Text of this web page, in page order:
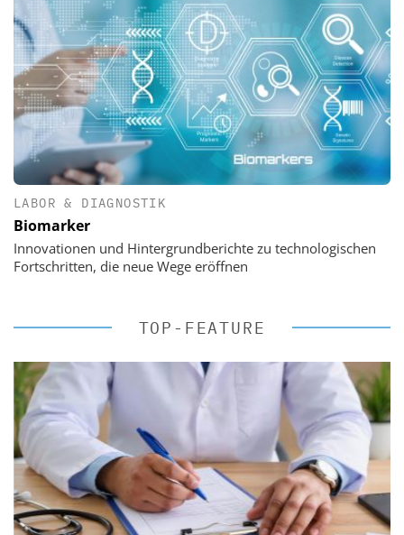
LABOR & DIAGNOSTIK
Biomarker
Innovationen und Hintergrundberichte zu technologischen
Fortschritten, die neue Wege eröffnen
TOP-FEATURE